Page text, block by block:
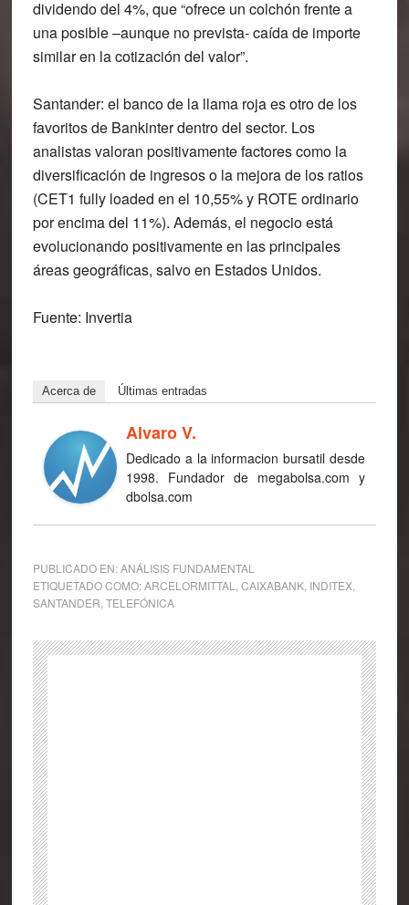
dividendo del 4%, que “ofrece un colchón frente a
una posible –aunque no prevista- caída de importe
similar en la cotización del valor”.
Santander: el banco de la llama roja es otro de los
favoritos de Bankinter dentro del sector. Los
analistas valoran positivamente factores como la
diversificación de ingresos o la mejora de los ratios
(CET1 fully loaded en el 10,55% y ROTE ordinario
por encima del 11%). Además, el negocio está
evolucionando positivamente en las principales
áreas geográficas, salvo en Estados Unidos.
Fuente: Invertia
Acerca de Últimas entradas
Alvaro V.
Dedicado a la informacion bursatil desde
1998. Fundador de megabolsa.com y
dbolsa.com
PUBLICADO EN:ANÁLISIS FUNDAMENTAL
ETIQUETADO COMO:ARCELORMITTAL CAIXABANK, INDITEX,
SANTANDER TELEFÓNICA